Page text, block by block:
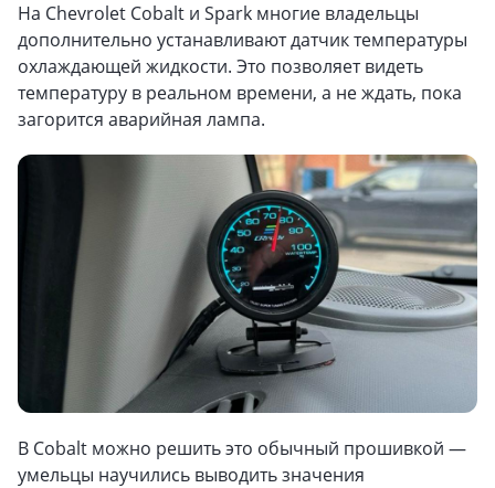
На Chevrolet Cobalt и Spark многие владельцы
дополнительно устанавливают датчик температуры
охлаждающей жидкости. Это позволяет видеть
температуру в реальном времени, а не ждать, пока
загорится аварийная лампа.
В Cobalt можно решить это обычный прошивкой —
умельцы научились выводить значения